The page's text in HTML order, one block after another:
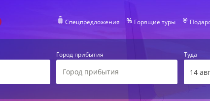
Спецпредложения Горящие туры
Город прибытия Туда
14